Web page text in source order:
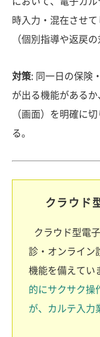
時入力・混在させ
（個別指導や返戻
対策: 同一日の保険
が出る機能がある
（画面）を明確に
る。
クラウド
クラウド型電
診・オンライン
機能を備えてい
的にサクサク操
が、カルテ入力